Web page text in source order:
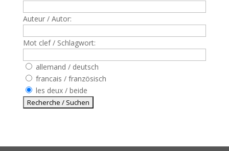
Auteur / Autor:
Mot clef / Schlagwort:
allemand / deutsch
francais / französisch
les deux / beide